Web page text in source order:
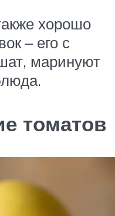
хорошо
– его с
маринуют
томатов